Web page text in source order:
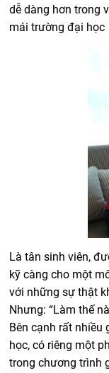
dễ dàng hơn trong
mái trường đại học
Là tân sinh viên,
kỹ càng cho một
với những sự thật
Nhưng: “Làm thế
Bên cạnh rất
học, có riêng một
trong chương trình